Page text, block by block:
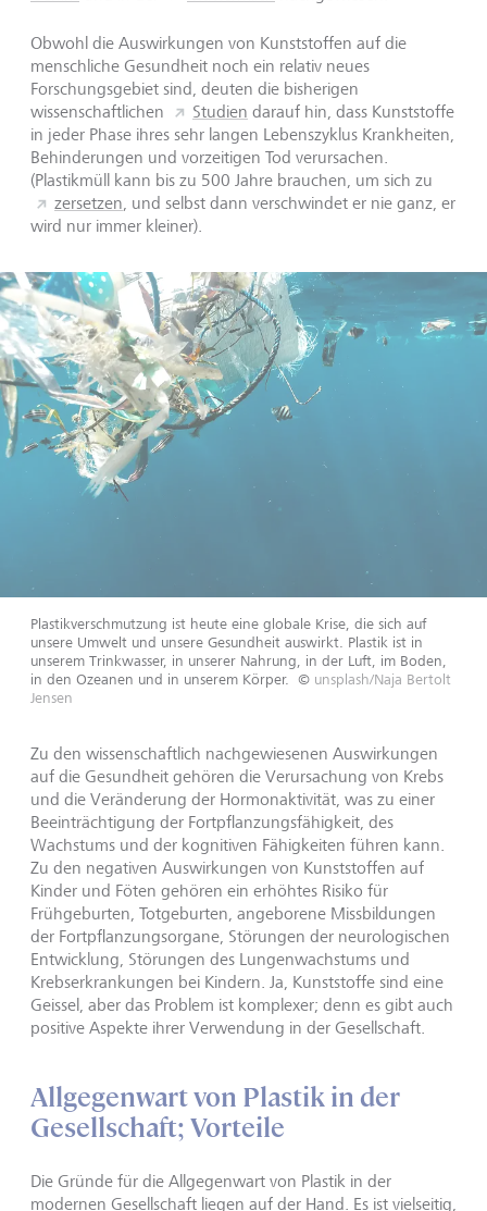
Obwohl die Auswirkungen von Kunststoffen auf die
menschliche Gesundheit noch ein relativ neues
Forschungsgebiet sind, deuten die bisherigen
wissenschaftlichen
Studien darauf hin, dass Kunststoffe
in jeder Phase ihres sehr langen Lebenszyklus Krankheiten,
Behinderungen und vorzeitigen Tod verursachen.
(Plastikmüll kann bis zu 500 Jahre brauchen, um sich zu
zersetzen, und selbst dann verschwindet er nie ganz, er
wird nur immer kleiner).
Plastikverschmutzung ist heute eine globale Krise, die sich auf
unsere Umwelt und unsere Gesundheit auswirkt. Plastik ist in
unserem Trinkwasser, in unserer Nahrung, in der Luft, im Boden,
in den Ozeanen und in unserem Körper.
© unsplash/Naja Bertolt
Jensen
Zu den wissenschaftlich nachgewiesenen Auswirkungen
auf die Gesundheit gehören die Verursachung von Krebs
und die Veränderung der Hormonaktivität, was zu einer
Beeinträchtigung der Fortpflanzungsfähigkeit, des
Wachstums und der kognitiven Fähigkeiten führen kann.
Zu den negativen Auswirkungen von Kunststoffen auf
Kinder und Föten gehören ein erhöhtes Risiko für
Frühgeburten, Totgeburten, angeborene Missbildungen
der Fortpflanzungsorgane, Störungen der neurologischen
Entwicklung, Störungen des Lungenwachstums und
Krebserkrankungen bei Kindern. Ja, Kunststoffe sind eine
Geissel, aber das Problem ist komplexer; denn es gibt auch
positive Aspekte ihrer Verwendung in der Gesellschaft.
Allgegenwart von Plastik in der
Gesellschaft; Vorteile
Die Gründe für die Allgegenwart von Plastik in der
modernen Gesellschaft liegen auf der Hand. Es ist vielseitig,